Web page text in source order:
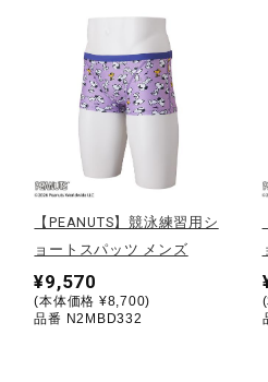
ライフスタイルグッズ
インナー
寝具／ミズノスリー
アウトドア／レイン
【PEANUTS】競泳練習用シ
ョートスパッツ メンズ
¥9,570
(本体価格 ¥8,700)
品番 N2MBD332